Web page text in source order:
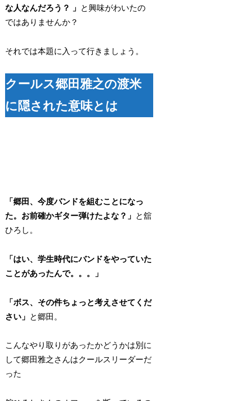
な人なんだろう？ 」 と興味がわいたの
ではありませんか？
それでは本題に入って行きましょう。
クールス郷田雅之の渡米
に隠された意味とは
「郷田、今度バンドを組むことになっ
た。お前確かギター弾けたよな？」 と舘
ひろし。
「はい、学生時代にバンドをやっていた
ことがあったんで。。。」
「ボス、その件ちょっと考えさせてくだ
さい」 と郷田。
こんなやり取りがあったかどうかは別に
して郷田雅之さんはクールスリーダーだ
った